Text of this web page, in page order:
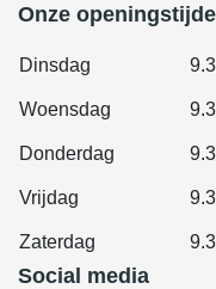
Onze
Dinsdag
Woensdag
Donderdag
Vrijdag
Zaterdag
Social media